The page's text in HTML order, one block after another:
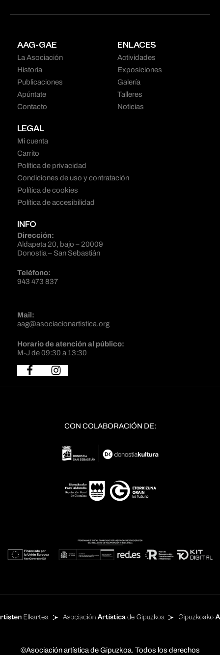
AAG-GAE
La Asociación
Historia
Publicaciones
Apúntate
Contacto
ENLACES
Actividades
Exposiciones
Galería
Talleres
Noticias
LEGAL
Mi cuenta
Carrito
Política de privacidad
Condiciones de uso y contratación
Política de cookies
Política de accesibilidad
INFO
Dirección:
Aldapeta 20, bajo – 20009
Donostia – San Sebastián
Teléfono:
943 473 837
Mail:
aag@asociacionartistica.org
Horario de atención al público:
M-J de 09:30 a 13:30
CON COLABORACIÓN DE:
©Asociación artística de Gipuzkoa. Todos los derechos